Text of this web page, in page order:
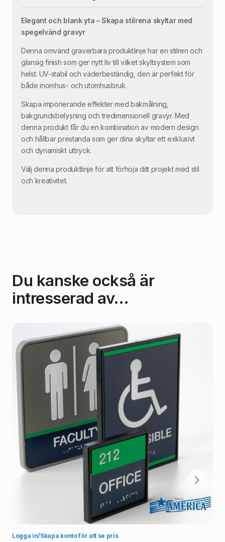
Elegant och blank yta – Skapa stilrena skyltar med
spegelvänd gravyr
Denna omvänd graverbara produktlinje har en stilren och
glansig finish som ger nytt liv till vilket skyltsystem som
helst. UV-stabil och väderbeständig, den är perfekt för
både inomhus- och utomhusbruk.
Skapa imponerande effekter med bakmålning,
bakgrundsbelysning och tredimensionell gravyr. Med
denna produkt får du en kombination av modern design
och hållbar prestanda som ger dina skyltar ett exklusivt
och dynamiskt uttryck.
Välj denna produktlinje för att förhöja ditt projekt med stil
och kreativitet.
Du kanske också är
intresserad av…
Logga in/Skapa konto för att se pris